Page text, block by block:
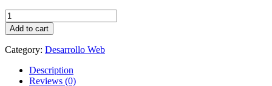
DESARROLLO
WEB
WordPress
Avanzada
quantity
Add to cart
Category: Desarrollo Web
Description
Reviews (0)